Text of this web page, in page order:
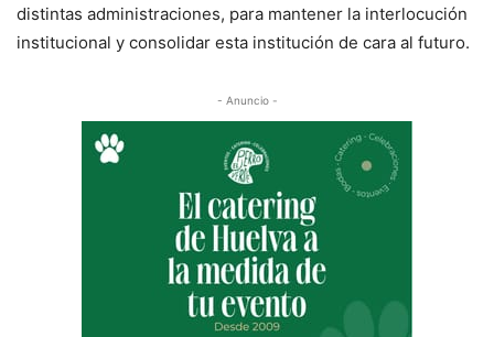
distintas administraciones, para mantener la interlocución
institucional y consolidar esta institución de cara al futuro.
- Anuncio -